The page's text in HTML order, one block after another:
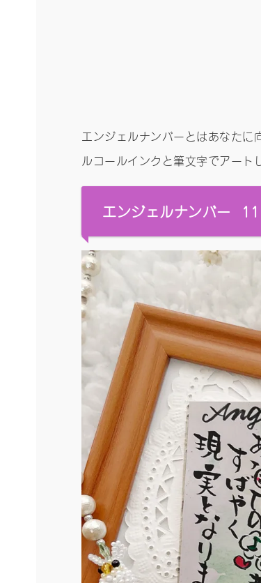
エンジェルナンバーとはあなた
ルコールインクと筆文字でアー
エンジェルナンバー